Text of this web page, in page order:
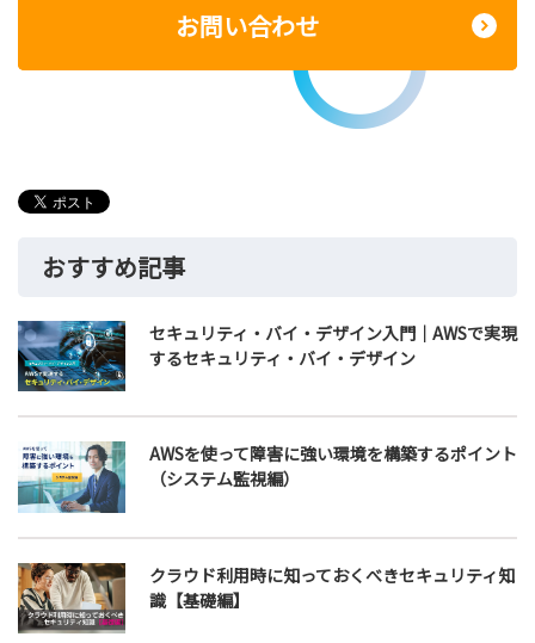
お問い合わせ
おすすめ記事
セキュリティ・バイ・デザイン入門｜AWSで実現
するセキュリティ・バイ・デザイン
AWSを使って障害に強い環境を構築するポイント
（システム監視編）
クラウド利用時に知っておくべきセキュリティ知
識【基礎編】